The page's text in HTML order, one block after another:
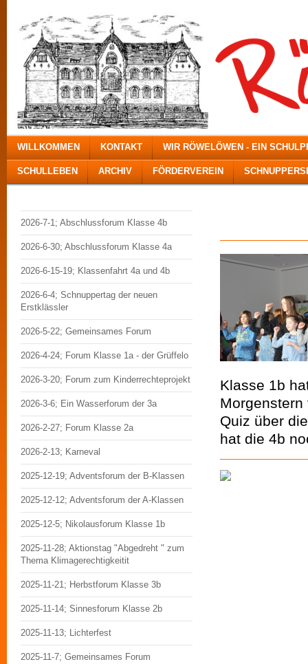
WILLKOMMEN KONTAKT WIR RÖWELÖWEN - EIN
SCHULLEBEN ARCHIV FÖRDERVEREIN
2026-7-1; Abschlussforum Klasse 4b
2026-6-30; Abschlussforum Klasse 4a
2026-6-15-19; Klassenfahrt 4a und 4b
2026-6-4; Schnuppertag der neuen
Erstklässler
2026-5-22; Gemeinsames Forum
2026-4-24; Forum Klasse 1a - der Grüffelo
2026-3-20; Forum zum Kinderrechteprojekt
2026-3-6; Ein Wasserforum der 3a
2026-2-27; Forum Klasse 2a
2026-2-13; Karneval
2025-12-19; Adventsforum der B-Klassen
2025-12-12; Adventsforum der A-Klassen
2025-12-5; Nikolausforum Klasse 1b
2025-11-28; Aktionstag "Abgedreht " zum
Thema Klimagerechtigkeitit
2025-11-21; Herbstforum Klasse 3b
2025-11-14; Sinnesforum Klasse 2b
2025-11-13; Lichterfest
2025-11-7; Gemeinsames Forum
Klasse 1b
Quiz über
hat die 4b